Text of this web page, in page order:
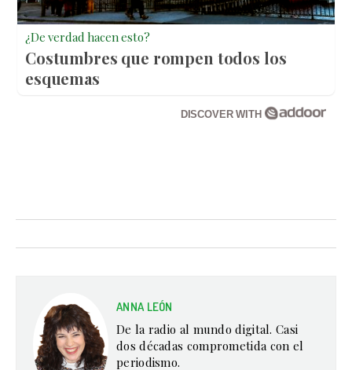
¿De verdad hacen esto?
Costumbres que rompen todos los
esquemas
DISCOVER WITH
ANNA LEÓN
De la radio al mundo digital. Casi
dos décadas comprometida con el
periodismo.